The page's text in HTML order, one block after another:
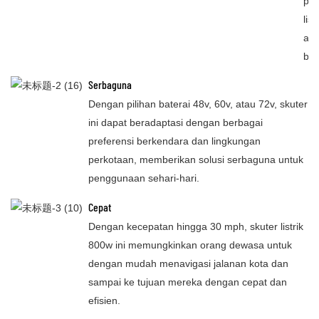
Serbaguna
Dengan pilihan baterai 48v, 60v, atau 72v, skuter
ini dapat beradaptasi dengan berbagai
preferensi berkendara dan lingkungan
perkotaan, memberikan solusi serbaguna untuk
penggunaan sehari-hari.
Cepat
Dengan kecepatan hingga 30 mph, skuter listrik
800w ini memungkinkan orang dewasa untuk
dengan mudah menavigasi jalanan kota dan
sampai ke tujuan mereka dengan cepat dan
efisien.